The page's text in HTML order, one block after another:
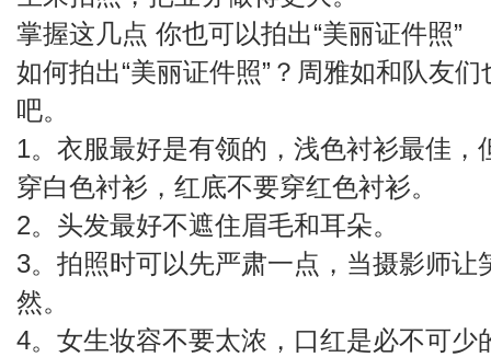
掌握这几点 你也可以拍出“美丽证件照”
如何拍出“美丽证件照”？周雅如和队友
吧。
1。衣服最好是有领的，浅色衬衫最佳，
穿白色衬衫，红底不要穿红色衬衫。
2。头发最好不遮住眉毛和耳朵。
3。拍照时可以先严肃一点，当摄影师让
然。
4。女生妆容不要太浓，口红是必不可少